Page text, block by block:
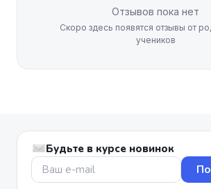
Отзывов пока нет
Скоро здесь появятся отзывы от
учеников
Будьте в курсе новинок